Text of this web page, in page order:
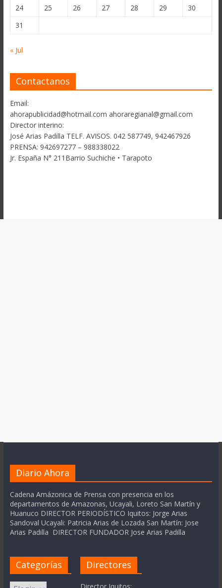
24
25 26 27 28 29
30
31
« Jul
Contactanos
Email:
ahorapublicidad@hotmail.com ahoraregianal@gmail.com
Director interino:
José Arias Padilla TELF. AVISOS. 042 587749, 942467926
PRENSA: 942697277 – 988338022
Jr. España N° 211Barrio Suchiche • Tarapoto
Diario Ahora
Cadena Amázonica de Prensa con presencia en los
departamentos de Amazonas, Ucayali, Loreto San Martín y
Huanuco DIRECTOR PERIODÍSTICO Iquitos: Jorge Arias
Sandoval Ucayali: Patricia Arias de Lozada San Martín: Jose
Arias Padilla DIRECTOR FUNDADOR Jose Arias Padilla
Categorías
Categorías
Directores